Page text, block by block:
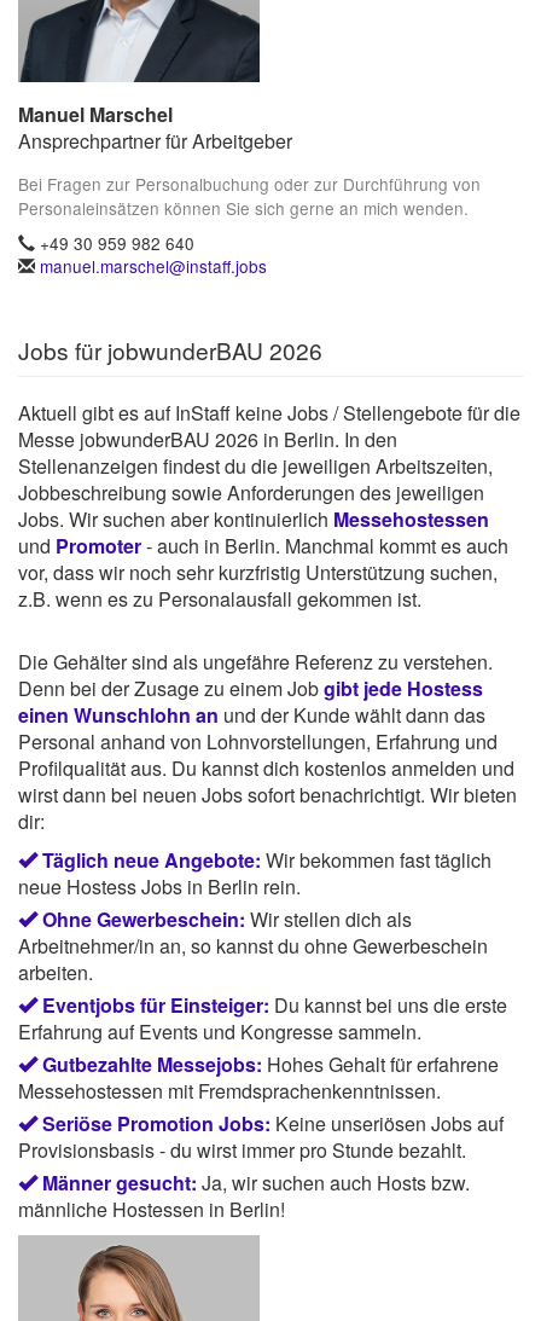
Manuel Marschel
Ansprechpartner für Arbeitgeber
Bei Fragen zur Personalbuchung oder zur Durchführung von
Personaleinsätzen können Sie sich gerne an mich wenden.
+49 30 959 982 640
manuel.marschel@instaff.jobs
Jobs für jobwunderBAU 2026
Aktuell gibt es auf InStaff keine Jobs / Stellengebote für die
Messe jobwunderBAU 2026 in Berlin. In den
Stellenanzeigen findest du die jeweiligen Arbeitszeiten,
Jobbeschreibung sowie Anforderungen des jeweiligen
Jobs. Wir suchen aber kontinuierlich Messehostessen
und Promoter- auch in Berlin. Manchmal kommt es auch
vor, dass wir noch sehr kurzfristig Unterstützung suchen,
z.B. wenn es zu Personalausfall gekommen ist.
Die Gehälter sind als ungefähre Referenz zu verstehen.
Denn bei der Zusage zu einem Jobgibt jede Hostess
einen Wunschlohn an und der Kunde wählt dann das
Personal anhand von Lohnvorstellungen, Erfahrung und
Profilqualität aus. Du kannst dich kostenlos anmelden und
wirst dann bei neuen Jobs sofort benachrichtigt. Wir bieten
dir:
Täglich neue Angebote: Wir bekommen fast täglich
neue Hostess Jobs in Berlin rein.
Ohne Gewerbeschein: Wir stellen dich als
Arbeitnehmer/in an, so kannst du ohne Gewerbeschein
arbeiten.
Eventjobs für Einsteiger: Du kannst bei uns die erste
Erfahrung auf Events und Kongresse sammeln.
Gutbezahlte Messejobs: Hohes Gehalt für erfahrene
Messehostessen mit Fremdsprachenkenntnissen.
Seriöse Promotion Jobs: Keine unseriösen Jobs auf
Provisionsbasis - du wirst immer pro Stunde bezahlt.
Männer gesucht: Ja, wir suchen auch Hosts bzw.
männliche Hostessen in Berlin!